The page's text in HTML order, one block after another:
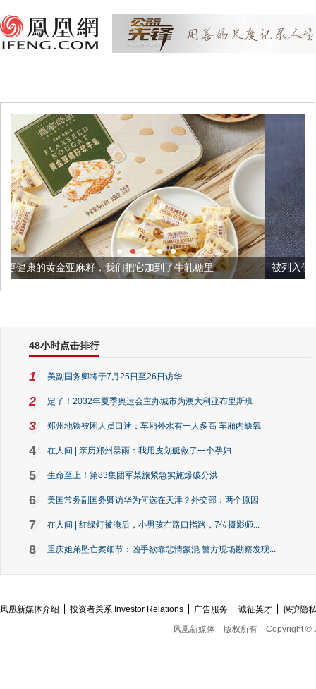
我们把它加到了牛轧糖里 被列入佛家七宝的它到底有多美
48小时点击排行
1 美副国务卿将于7月25日至26日访华
2 定了！2032年夏季奥运会主办城市为澳大利亚布里斯班
3 郑州地铁被困人员口述：车厢外水有一人多高 车厢内缺氧
4 在人间 | 亲历郑州暴雨：我用皮划艇救了一个孕妇
5 生命至上！第83集团军某旅紧急实施爆破分洪
6 美国常务副国务卿访华为何选在天津？外交部：两个原因
7 在人间 | 红绿灯被淹后，小男孩在路口指路，7位摄影师...
8 重庆姐弟坠亡案细节：凶手欲靠悲情蒙混 警方现场勘察发现...
凤凰新媒体介绍 投资者关系 Investor Relations 广告服务 诚征英才
保护隐
凤凰新媒体
版权所有 Copyright ©